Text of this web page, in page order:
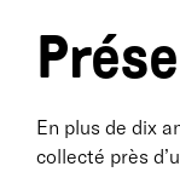
En plus de dix
collecté près